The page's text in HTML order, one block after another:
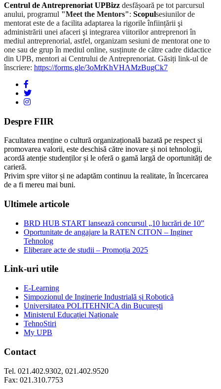
Centrul de Antreprenoriat UPBizz desfășoară pe tot parcursul
anului, programul "Meet the Mentors": Scopulsesiunilor de
mentorat este de a facilita adaptarea la rigorile înființării şi
administrării unei afaceri şi integrarea viitorilor antreprenori în
mediul antreprenorial, astfel, organizam sesiuni de mentorat one to
one sau de grup în mediul online, susținute de către cadre didactice
din UPB, mentori ai Centrului de Antreprenoriat. Găsiți link-ul de
înscriere: https://forms.gle/3oMrKhVHAMzBugCk7
Despre FIIR
Facultatea menține o cultură organizațională bazată pe respect și
promovarea valorii, este deschisă către inovare și noi tehnologii,
acordă atenție studenților și le oferă o gamă largă de oportunități de
carieră.
Privim spre viitor și ne adaptăm continuu la realitate, în încercarea
de a fi mereu mai buni.
Ultimele articole
BRD HUB START lansează concursul „10 lucrări de 10”
Oportunitate de angajare la RATEN CITON – Inginer
Tehnolog
Eliberare acte de studii – Promoția 2025
Link-uri utile
E-Learning
Simpozionul de Inginerie Industrială și Robotică
Universitatea POLITEHNICA din București
Ministerul Educației Naționale
TehnoStiri
My UPB
Contact
Tel. 021.402.9302, 021.402.9520
Fax: 021.310.7753